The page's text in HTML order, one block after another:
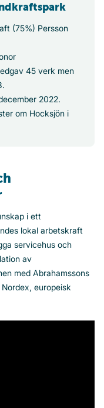
(75%) Persson
45 verk men
2022.
om Hocksjön i
i ett
lokal arbetskraft
servicehus och
av
med Abrahamssons
europeisk